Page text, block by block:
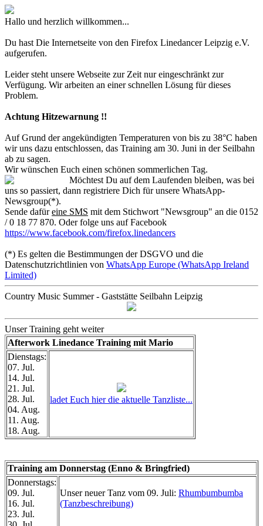
Hallo und herzlich willkommen...
Du hast Die Internetseite von den Firefox Linedancer Leipzig e.V.
aufgerufen.
Leider steht unsere Webseite zur Zeit nur eingeschränkt zur
Verfügung. Wir arbeiten an einer schnellen Lösung für dieses
Problem.
Achtung Hitzewarnung !!
Auf Grund der angekündigten Temperaturen von bis zu 38°C haben
wir uns dazu entschlossen, das Training am 30. Juni in der Seilbahn
ab zu sagen.
Wir wünschen Euch einen schönen sommerlichen Tag.
Möchtest Du auf dem Laufenden bleiben, was bei
uns so passiert, dann registriere Dich für unsere WhatsApp-
Newsgroup(*).
Sende dafüreine SMS mit dem Stichwort "Newsgroup" an die 0152
/ 0 18 77 870. Oder folge uns auf Facebook
https://www.facebook.com/firefox.linedancers
(*) Es gelten die Bestimmungen der DSGVO und die
Datenschutzrichtlinien von WhatsApp Europe (WhatsApp Ireland
Limited)
Country Music Summer - Gaststätte Seilbahn Leipzig
Unser Training geht weiter
Afterwork Linedance Training mit Mario
Dienstags:
07. Jul.
14. Jul.
21. Jul.
28. Jul.
04. Aug.
11. Aug.
18. Aug.
ladet Euch hier die aktuelle Tanzliste...
Training am Donnerstag (Enno & Bringfried)
Donnerstags:
09. Jul.
16. Jul.
23. Jul.
Unser neuer Tanz vom 09. Juli: Rhumbumbumba
(Tanzbeschreibung)